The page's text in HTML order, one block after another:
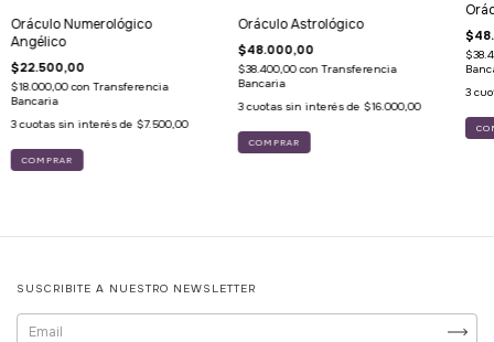
Oráculo Numerológico
Angélico
$22.500,00
$18.000,00con Transferencia
Bancaria
3 cuotas sin interés de $7.500,00
Oráculo Astrológico
$48.000,00
$38.400,00con Transferencia
Bancaria
3 cuotas sin interés de $16.000,00
3
SUSCRIBITE A NUESTRO NEWSLETTER